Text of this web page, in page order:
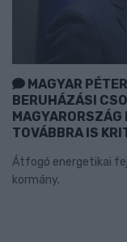
MAGYAR
BERUHÁZÁSI
MAGYARORSZÁG
TOVÁBBRA IS
Átfogó energetikai
kormány.